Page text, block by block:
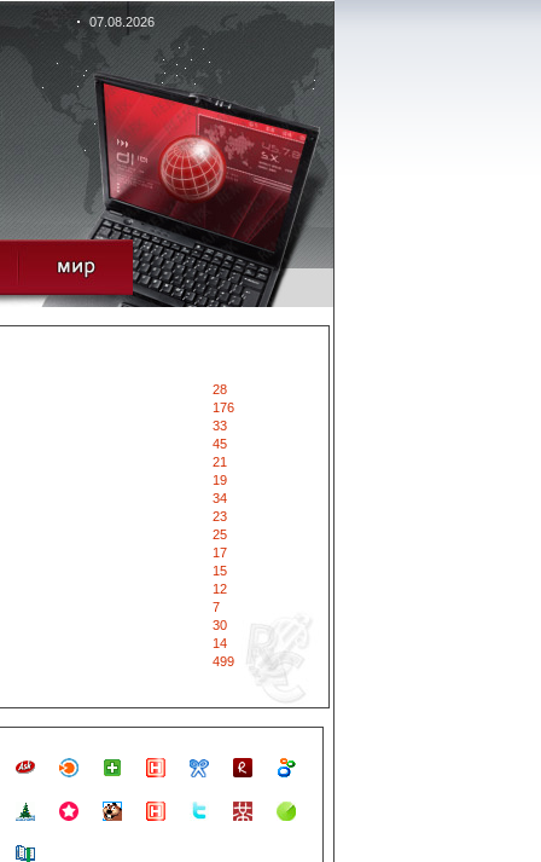
07.08.2026
28
176
33
45
21
19
34
23
25
17
15
12
7
30
14
499